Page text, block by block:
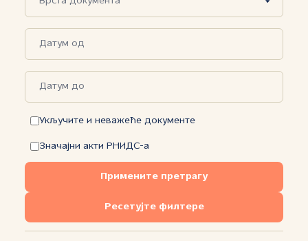
Укључите и неважеће документе
Значајни акти РНИДС-а
Примените претрагу
Ресетујте филтере